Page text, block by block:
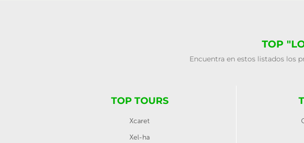
TOP
Encuentra en estos listados los
TOP TOURS
Xcaret
Xel-ha